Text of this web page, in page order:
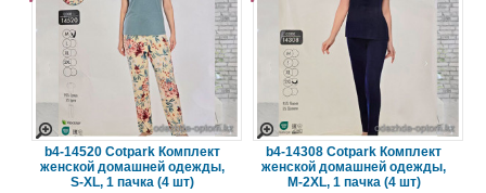
b4-14520 Cotpark Комплект
женской домашней одежды,
S-XL, 1 пачка (4 шт)
b4-14308 Cotpark Комплект
женской домашней одежды,
M-2XL, 1 пачка (4 шт)